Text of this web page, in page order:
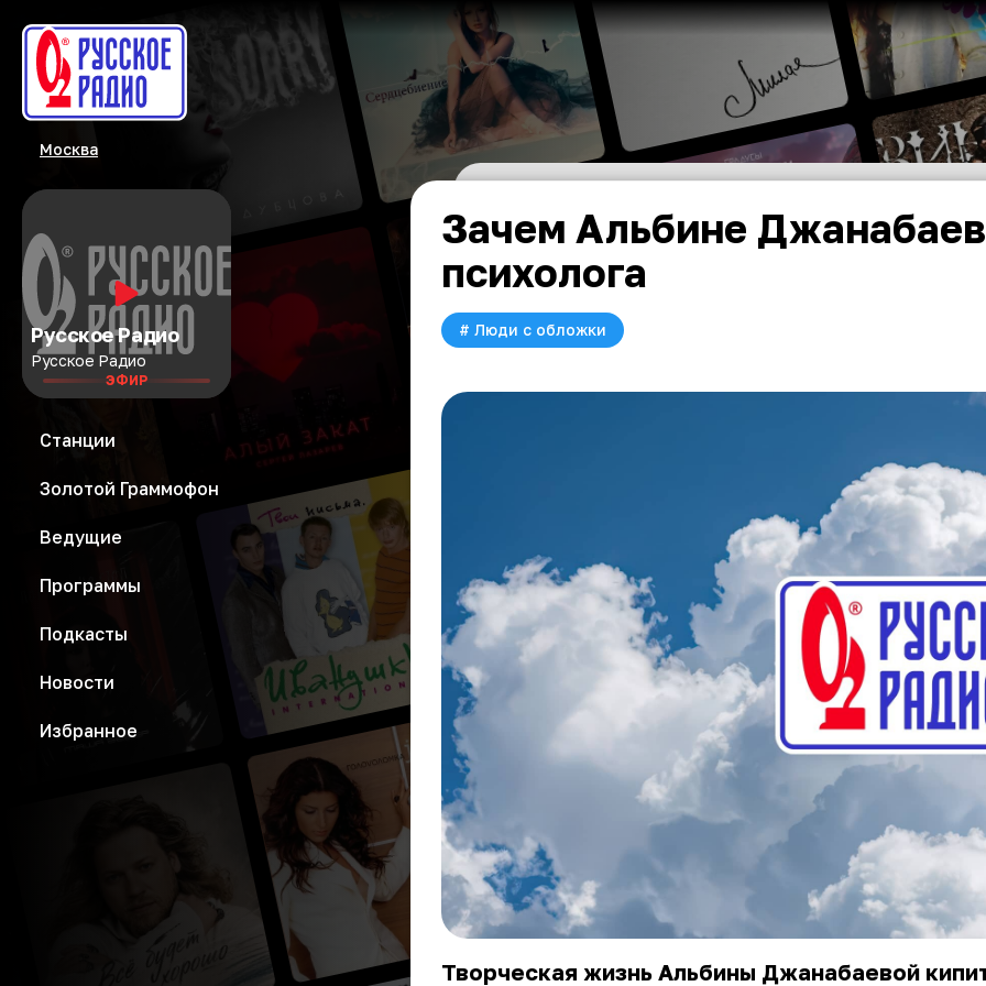
Москва
Русское Радио
Русское Радио
ЭФИР
Станции
Золотой Граммофон
Ведущие
Программы
Подкасты
Новости
Избранное
Зачем Альбине
психолога
# Люди с обложки
Творческая жизнь Альбины Джанабаевой